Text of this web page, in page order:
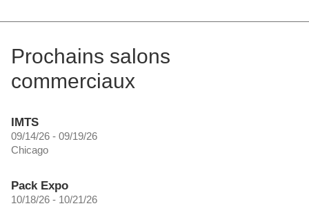
Prochains salons
commerciaux
IMTS
09/14/26 - 09/19/26
Chicago
Pack Expo
10/18/26 - 10/21/26